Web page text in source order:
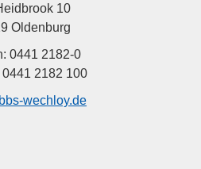
10
Oldenburg
0441 2182-0
0441 2182 100
wechloy.de